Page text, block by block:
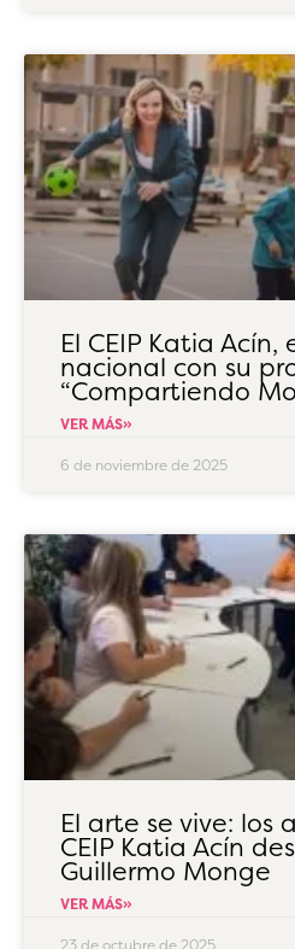
El CEIP Katia Acín,
nacional con su
“Compartiendo
VER MÁS»
6 de noviembre de 2025
El arte se vive: los
CEIP Katia Acín
Guillermo Monge
VER MÁS»